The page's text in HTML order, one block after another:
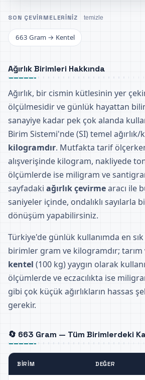
SON ÇEVIRMELERINIZ temizle
663 Gram → Kentel
Ağırlık Birimleri Hakkında
Ağırlık, bir cismin kütlesinin yer
ölçülmesidir ve günlük hayattan
sanayiye kadar pek çok alanda
Birim Sistemi'nde (SI) temel
kilogramdır. Mutfakta tarif
alışverişinde kilogram, nakliyede
ölçümlerde ise miligram ve
sayfadaki ağırlık çevirmearacı ile
saniyeler içinde, ondalıklı sayılarla
dönüşüm yapabilirsiniz.
Türkiye'de günlük kullanımda en sık
birimler gram ve kilogramdır; tarım
kentel (100 kg) yaygın olarak
ölçümlerde ve eczacılıkta ise
gibi çok küçük ağırlıkların hassas
gerekir.
🔄 663 Gram — Tüm Birimlerdeki
BIRIM DEĞER